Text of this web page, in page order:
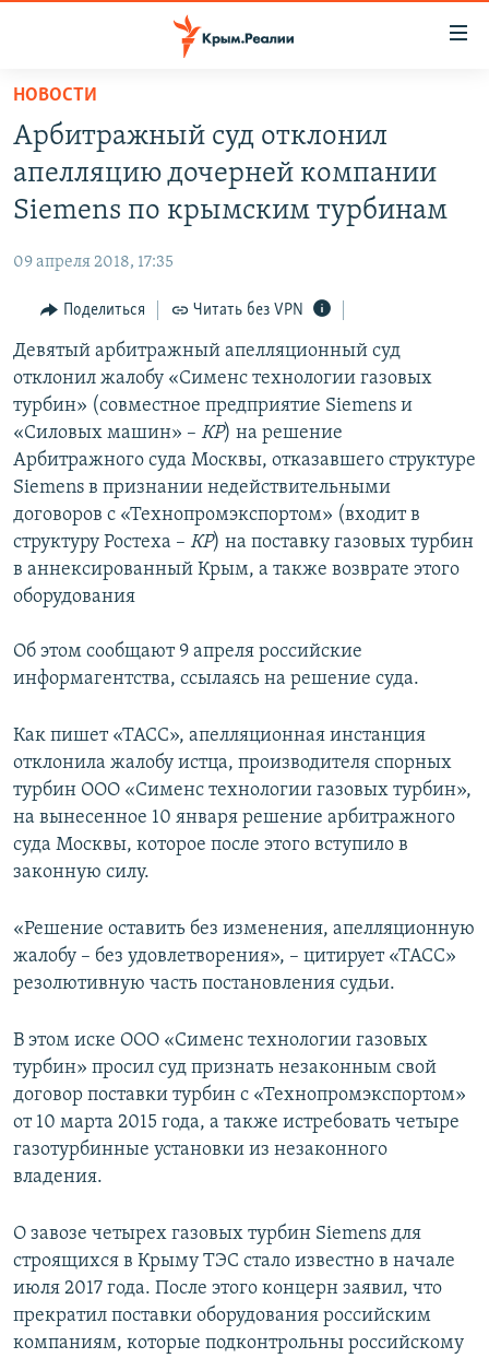
Вернуться
основному
содержанию
Вернутся
главной
навигации
Вернутся
поиску
НОВОСТИ
СПЕЦПРОЕКТЫ
11 ЛЕТ ОККУПАЦИИ КРЫМА. 11 ИСТОРИЙ СОПРОТИВЛЕНИЯ
ВОДА
ЕЩЕ
ИНТЕРАКТИВ
ИНФОГРАФИКА
ТЕЛЕПРОЕКТ КРЫМ.РЕАЛИИ
СОВЕТЫ ПРАВОЗАЩИТНИКОВ
ПРОПАВШИЕ БЕЗ ВЕСТИ
ПОБЕДИТЕЛЕЙ НЕ СУДЯТ?
КРЫМ.НЕПОКОРЕННЫЙ
ELIFBE
РАДІО СВОБОДА
КАК ОБОЙТИ БЛОКИРОВКУ
Українською
Qırımtatar
ПРИСОЕДИНЯЙТЕСЬ!
Все сайты RFE/RL
НОВОСТИ
Арбитражный суд отклонил
апелляцию дочерней компании
Siemens по крымским турбинам
09 апреля 2018, 17:35
Поделиться Читать без VPN
Девятый арбитражный апелляционный суд
отклонил жалобу «Сименс технологии газовых
турбин» (совместное предприятие Siemens и
«Силовых машин» – КР) на решение
Арбитражного суда Москвы, отказавшего структуре
Siemens в признании недействительными
договоров с «Технопромэкспортом» (входит в
структуру Ростеха – КР) на поставку газовых турбин
в аннексированный Крым, а также возврате этого
оборудования
Об этом сообщают 9 апреля российские
информагентства, ссылаясь на решение суда.
Как пишет «ТАСС», апелляционная инстанция
отклонила жалобу истца, производителя спорных
турбин ООО «Сименс технологии газовых турбин»,
на вынесенное 10 января решение арбитражного
суда Москвы, которое после этого вступило в
законную силу.
«Решение оставить без изменения, апелляционную
жалобу – без удовлетворения», – цитирует «ТАСС»
резолютивную часть постановления судьи.
В этом иске ООО «Сименс технологии газовых
турбин» просил суд признать незаконным свой
договор поставки турбин с «Технопромэкспортом»
от 10 марта 2015 года, а также истребовать четыре
газотурбинные установки из незаконного
владения.
О завозе четырех газовых турбин Siemens для
строящихся в Крыму ТЭС стало известно в начале
июля 2017 года. После этого концерн заявил, что
прекратил поставки оборудования российским
компаниям, которые подконтрольны российскому